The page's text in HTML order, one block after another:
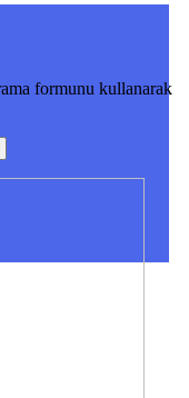
formunu kullanarak